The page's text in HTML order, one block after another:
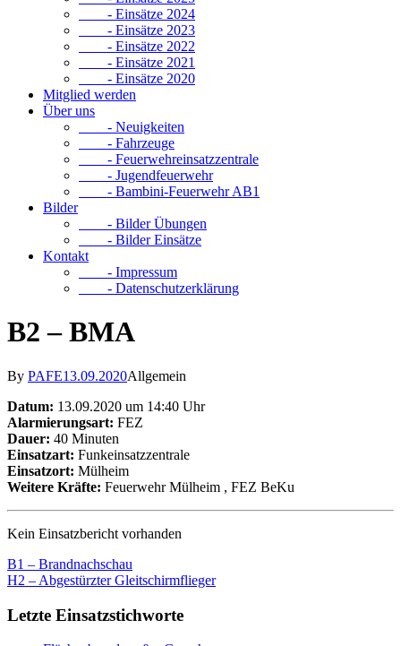
- Einsätze 2024
- Einsätze 2023
- Einsätze 2022
- Einsätze 2021
- Einsätze 2020
Mitglied werden
Über uns
- Neuigkeiten
- Fahrzeuge
- Feuerwehreinsatzzentrale
- Jugendfeuerwehr
- Bambini-Feuerwehr AB1
Bilder
- Bilder Übungen
- Bilder Einsätze
Kontakt
- Impressum
- Datenschutzerklärung
B2 – BMA
By PAFE13.09.2020Allgemein
Datum: 13.09.2020 um 14:40 Uhr
Alarmierungsart: FEZ
Dauer: 40 Minuten
Einsatzart: Funkeinsatzzentrale
Einsatzort: Mülheim
Weitere Kräfte: Feuerwehr Mülheim , FEZ BeKu
Kein Einsatzbericht vorhanden
B1 – Brandnachschau
H2 – Abgestürzter Gleitschirmflieger
Letzte Einsatzstichworte